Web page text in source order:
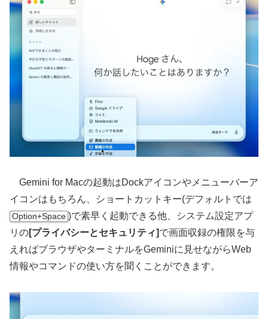
Gemini for Macの起動はDockアイコンやメニューバーア
イコンはもちろん、ショートカットキー(デフォルトでは
Option+Space )で素早く起動できる他、システム設定アプ
リの[プライバシーとセキュリティ]で画面収録の権限を与
えればブラウザやターミナルをGeminiに見せながらWeb
情報やコマンドの使い方を聞くことができます。